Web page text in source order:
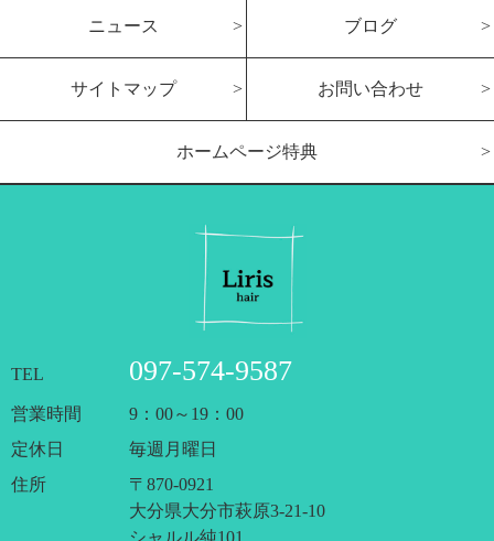
ニュース ブログ
サイトマップ お問い合わせ
ホームページ特典
TEL 097-574-9587
営業時間
9：00～19：00
定休日
毎週月曜日
住所
〒870-0921
大分県大分市萩原3-21-10
シャルル純101